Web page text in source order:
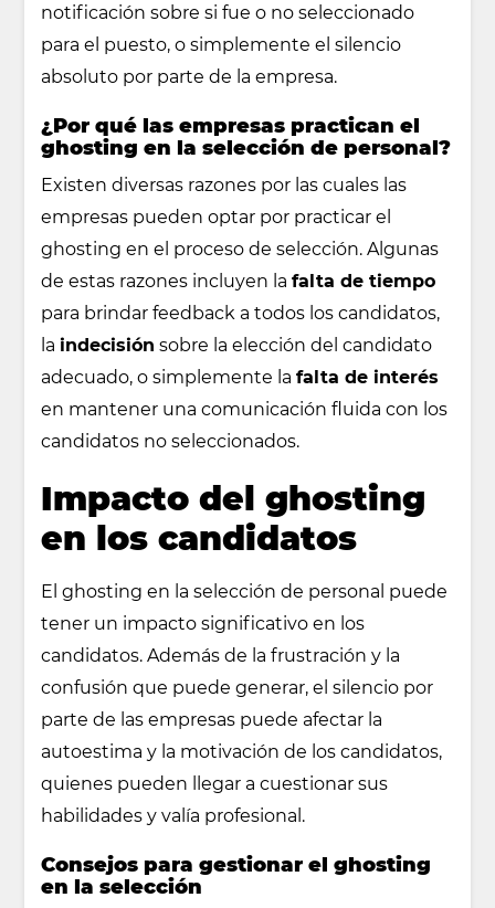
notificación sobre si fue o no seleccionado
para el puesto, o simplemente el silencio
absoluto por parte de la empresa.
¿Por qué las empresas practican el
ghosting en la selección de personal?
Existen diversas razones por las cuales las
empresas pueden optar por practicar el
ghosting en el proceso de selección. Algunas
de estas razones incluyen lafalta de tiempo
para brindar feedback a todos los candidatos,
la indecisión sobre la elección del candidato
adecuado, o simplemente lafalta de interés
en mantener una comunicación fluida con los
candidatos no seleccionados.
Impacto del ghosting
en los candidatos
El ghosting en la selección de personal puede
tener un impacto significativo en los
candidatos. Además de la frustración y la
confusión que puede generar, el silencio por
parte de las empresas puede afectar la
autoestima y la motivación de los candidatos,
quienes pueden llegar a cuestionar sus
habilidades y valía profesional.
Consejos para gestionar el ghosting
en la selección